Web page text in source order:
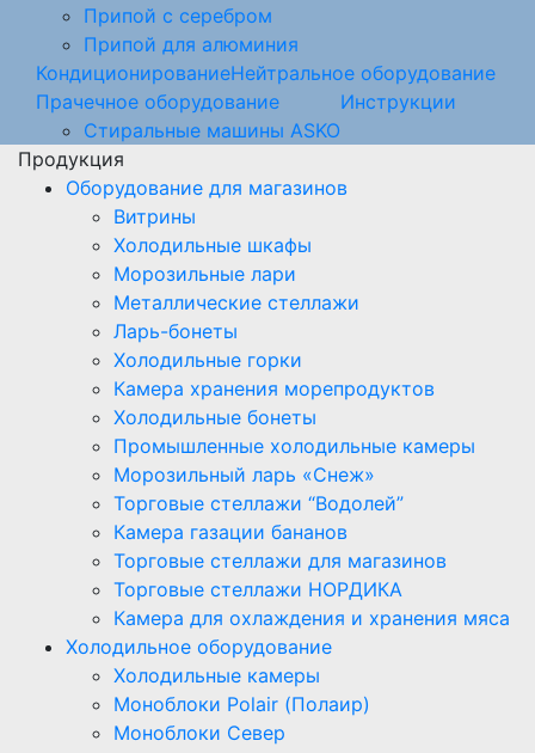
Припой с серебром
Припой для алюминия
КондиционированиеНейтральное оборудование
Прачечное оборудование
Стиральные машины ASKO
Инструкции
Продукция
Оборудование для магазинов
Витрины
Холодильные шкафы
Морозильные лари
Металлические стеллажи
Ларь-бонеты
Холодильные горки
Камера хранения морепродуктов
Холодильные бонеты
Промышленные холодильные камеры
Морозильный ларь «Снеж»
Торговые стеллажи “Водолей”
Камера газации бананов
Торговые стеллажи для магазинов
Торговые стеллажи НОРДИКА
Камера для охлаждения и хранения мяса
Холодильное оборудование
Холодильные камеры
Моноблоки Polair (Полаир)
Моноблоки Север